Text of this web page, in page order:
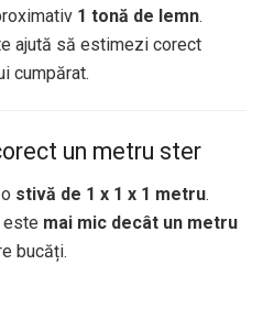
1 tonă de lemn.
ajută să estimezi corect
cumpărat.
un metru ster
stivă de 1 x 1 x 1 metru.
este mai mic decât un metru
bucăți.